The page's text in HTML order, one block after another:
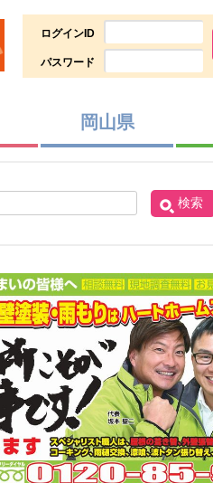
ログインID
パスワード
岡山県
検索